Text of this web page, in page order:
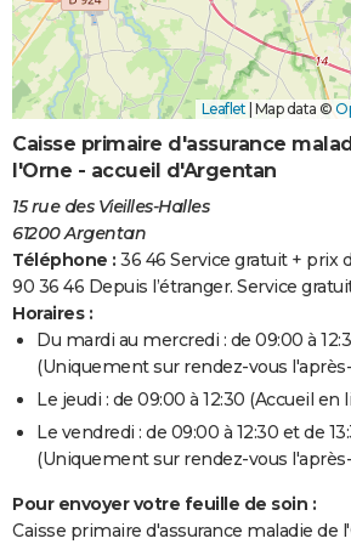
Leaflet Map data ©
Caisse primaire d'assurance
l'Orne - accueil d'Argentan
15 rue des Vieilles-Halles
61200 Argentan
Téléphone : 36 46 Service gratuit + prix
90 36 46 Depuis l’étranger. Service
Horaires :
Du mardi au mercredi : de 09:00 à
(Uniquement sur rendez-vous
Le jeudi : de 09:00 à 12:30 (Accueil en
Le vendredi : de 09:00 à 12:30 et de
(Uniquement sur rendez-vous
Pour envoyer votre feuille de soin :
Caisse primaire d'assurance maladie de